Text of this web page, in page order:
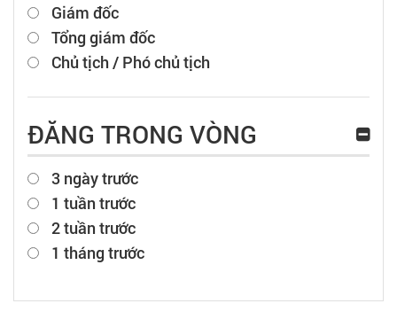
Giám đốc
Tổng giám đốc
Chủ tịch / Phó chủ tịch
ĐĂNG TRONG VÒNG
3 ngày trước
1 tuần trước
2 tuần trước
1 tháng trước